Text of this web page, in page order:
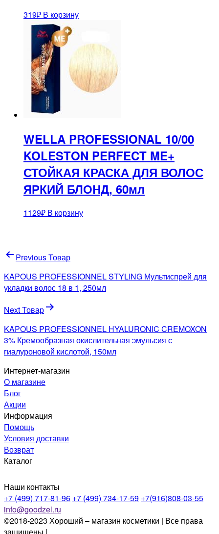
319₽ В корзину
WELLA PROFESSIONAL 10/00
KOLESTON PERFECT ME+
СТОЙКАЯ КРАСКА ДЛЯ ВОЛОС
ЯРКИЙ БЛОНД, 60мл
1129₽ В корзину
Навигация
по
записям
Previous Товар
KAPOUS PROFESSIONNEL STYLING Мультиспрей для
укладки волос 18 в 1, 250мл
Next Товар
KAPOUS PROFESSIONNEL HYALURONIC CREMOXON
3% Кремообразная окислительная эмульсия с
гиалуроновой кислотой, 150мл
Интернет-магазин
О магазине
Блог
Акции
Информация
Помощь
Условия доставки
Возврат
Каталог
Наши контакты
+7 (499) 717-81-96 +7 (499) 734-17-59 +7(916)808-03-55
info@goodzel.ru
©2018-2023 Хороший – магазин косметики | Все права